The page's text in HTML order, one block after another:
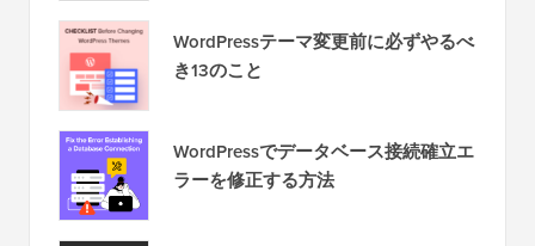
WordPressテーマ変更前に必ずやるべ
き13のこと
WordPressでデータベース接続確立エ
ラーを修正する方法